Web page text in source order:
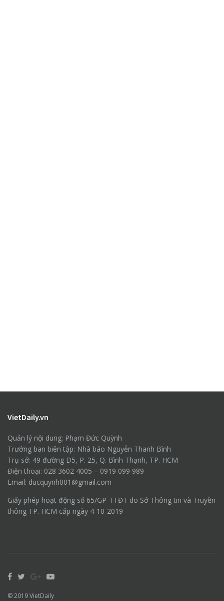
VietDaily.vn
Quản lý nội dung: Phạm Đức Quỳnh
Trưởng ban biên tập: Nhà báo Nguyễn Thanh Bình
Trụ sở: 49 đường D5, P. 25, Q. Bình Thạnh, TP. HCM
Điện thoại: 028 3602 4005 – 0919 099 989
Email: ducquynh001@gmail.com
Giấy phép hoạt động số 65/GP-TTĐT do Sở Thông tin và Truyền
thông TP. HCM cấp ngày 4-10-2019
© 2019VietDaily